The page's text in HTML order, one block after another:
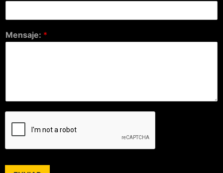
Mensaje: *